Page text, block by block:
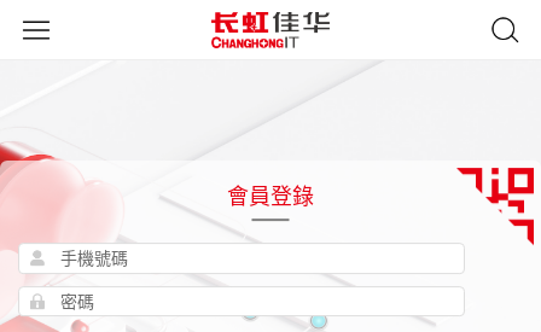
會員登錄